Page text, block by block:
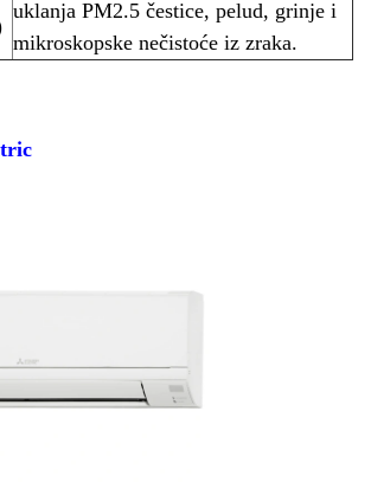
uklanja PM2.5 čestice, pelud, grinje i
mikroskopske nečistoće iz zraka.